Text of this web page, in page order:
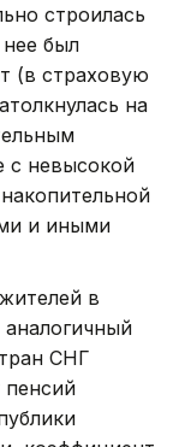
строилась
нее был
(в страховую
на
с невысокой
и иными
в
СНГ
пенсий